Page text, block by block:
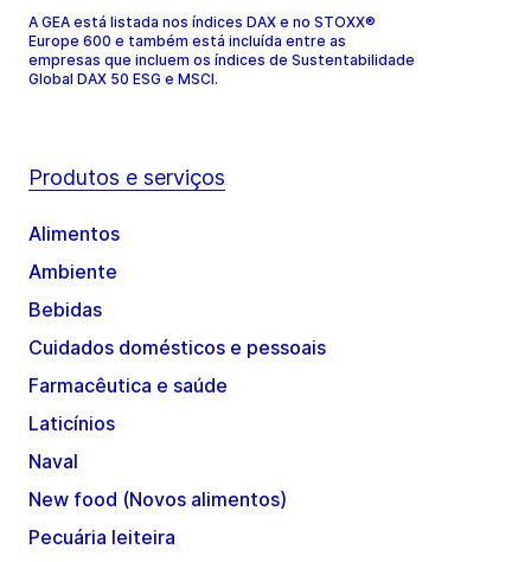
A GEA está listada nos índices DAX e no STOXX®
Europe 600 e também está incluída entre as
empresas que incluem os índices de Sustentabilidade
Global DAX 50 ESG e MSCI.
Produtos e serviços
Alimentos
Ambiente
Bebidas
Cuidados domésticos e pessoais
Farmacêutica e saúde
Laticínios
Naval
New food (Novos alimentos)
Pecuária leiteira